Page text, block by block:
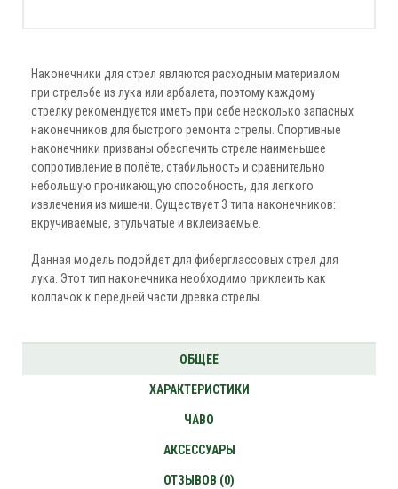
Наконечники для стрел являются расходным материалом
при стрельбе из лука или арбалета, поэтому каждому
стрелку рекомендуется иметь при себе несколько запасных
наконечников для быстрого ремонта стрелы. Спортивные
наконечники призваны обеспечить стреле наименьшее
сопротивление в полёте, стабильность и сравнительно
небольшую проникающую способность, для легкого
извлечения из мишени. Существует 3 типа наконечников:
вкручиваемые, втульчатые и вклеиваемые.
Данная модель подойдет для фиберглассовых стрел для
лука. Этот тип наконечника необходимо приклеить как
колпачок к передней части древка стрелы.
ОБЩЕЕ
ХАРАКТЕРИСТИКИ
ЧАВО
АКСЕССУАРЫ
ОТЗЫВОВ (0)